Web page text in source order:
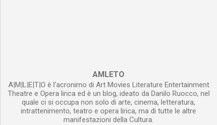
dare corpo alle emozioni . ...
Voce del padrone con il quale un gruppo
consistente di scienziati di varie discipline ha
tentato di decifrare una lettera proveniente da
una progreditissima civiltà galattica. Il segnale
alieno è stato captato per puro caso e, ancora
AMLETO
A|M|L|E|T|O è l'acronimo di Art Movies Literature Entertainment
Theatre e Opera lirica ed è un blog, ideato da Danilo Ruocco, nel
quale ci si occupa non solo di arte, cinema, letteratura,
intrattenimento, teatro e opera lirica, ma di tutte le altre
manifestazioni della Cultura.